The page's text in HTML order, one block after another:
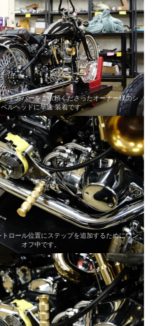
ドカバーをご依頼くださったオーナー様のシ
ベルヘッドに早速 装着です。
ロール位置にステップを追加するためにワン
オフ中です。